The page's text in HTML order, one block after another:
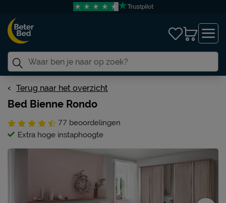
Terug naar het overzicht
Bed Bienne Rondo
77 beoordelingen
Extra hoge instaphoogte